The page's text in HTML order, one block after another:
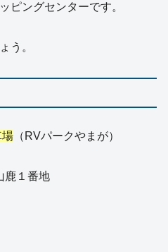
ピングセンターです。
う。
場 （RVパークやまが）
鹿１番地